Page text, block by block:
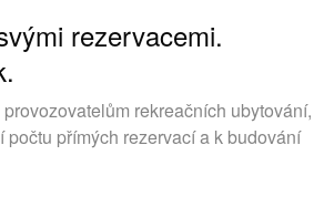
rezervacemi.
rekreačních ubytování,
přímých rezervací a k budování